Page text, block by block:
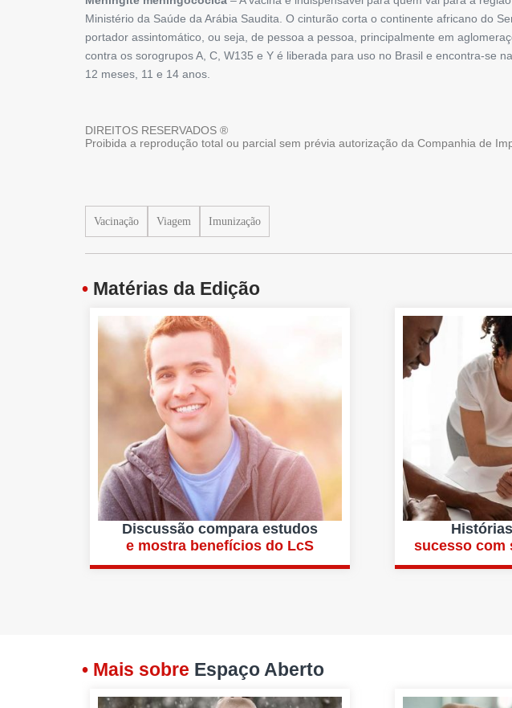
Ministério da Saúde da Arábia Saudita. O cinturão corta o continente africano do
portador assintomático, ou seja, de pessoa a pessoa, principalmente em
contra os sorogrupos A, C, W135 e Y é liberada para uso no Brasil e encontra-se
12 meses, 11 e 14 anos.
DIREITOS RESERVADOS ®
Proibida a reprodução total ou parcial sem prévia autorização da Companhia de
Vacinação Viagem Imunização
• Matérias da Edição
Discussão compara estudos
e mostra benefícios do LcS
sucesso com
• Mais sobre Espaço Aberto